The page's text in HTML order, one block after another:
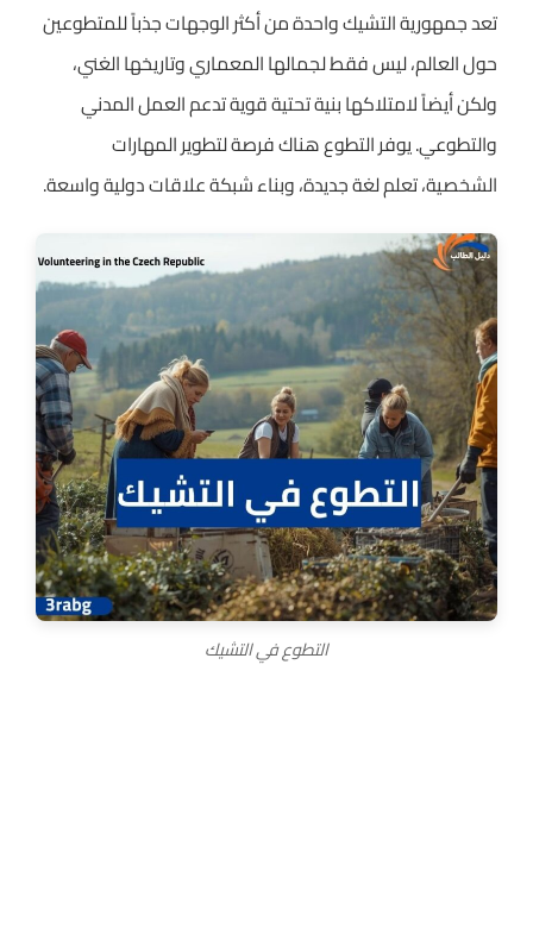
تعد جمهورية التشيك واحدة من أكثر الوجهات جذباً للمتطوعين
حول العالم، ليس فقط لجمالها المعماري وتاريخها الغني،
ولكن أيضاً لامتلاكها بنية تحتية قوية تدعم العمل المدني
والتطوعي. يوفر التطوع هناك فرصة لتطوير المهارات
الشخصية، تعلم لغة جديدة، وبناء شبكة علاقات دولية واسعة.
التطوع في التشيك